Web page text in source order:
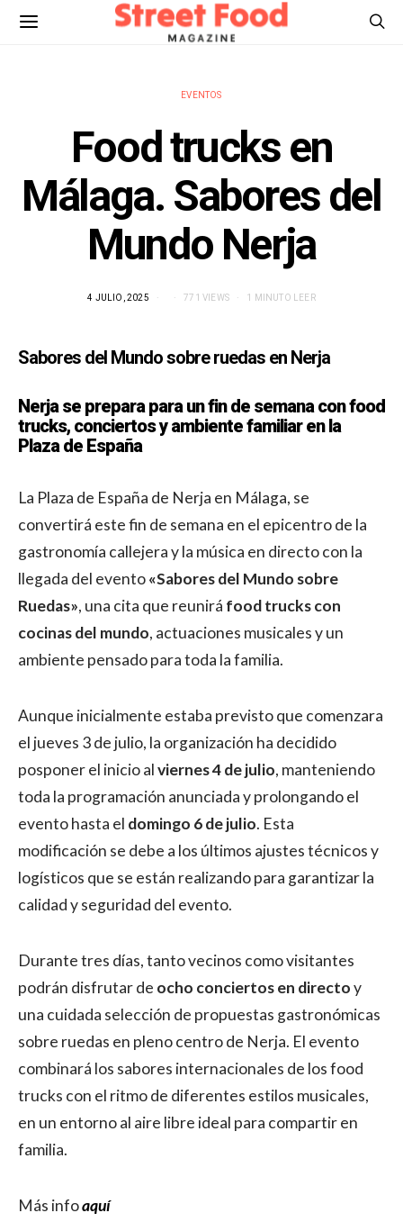
EVENTOS
Food trucks en
Málaga. Sabores del
Mundo Nerja
4 JULIO, 2025 771 VIEWS 1 MINUTO LEER
Sabores del Mundo sobre ruedas en Nerja
Nerja se prepara para un fin de semana con food
trucks, conciertos y ambiente familiar en la
Plaza de España
La Plaza de España de Nerja en Málaga, se
convertirá este fin de semana en el epicentro de la
gastronomía callejera y la música en directo con la
llegada del evento«Sabores del Mundo sobre
Ruedas», una cita que reunirá food trucks con
cocinas del mundo, actuaciones musicales y un
ambiente pensado para toda la familia.
Aunque inicialmente estaba previsto que comenzara
el jueves 3 de julio, la organización ha decidido
posponer el inicio alviernes 4 de julio, manteniendo
toda la programación anunciada y prolongando el
evento hasta el domingo 6 de julio. Esta
modificación se debe a los últimos ajustes técnicos y
logísticos que se están realizando para garantizar la
calidad y seguridad del evento.
Durante tres días, tanto vecinos como visitantes
podrán disfrutar de ocho conciertos en directoy
una cuidada selección de propuestas gastronómicas
sobre ruedas en pleno centro de Nerja. El evento
combinará los sabores internacionales de los food
trucks con el ritmo de diferentes estilos musicales,
en un entorno al aire libre ideal para compartir en
familia.
Más infoaquí